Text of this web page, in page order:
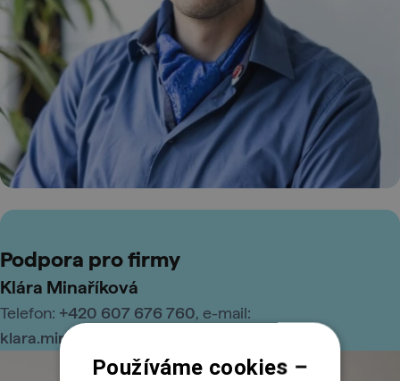
Podpora pro firmy
Klára Minaříková
Telefon: +420 607 676 760, e-mail:
klara.minarikova@engeto.com
Používáme cookies –